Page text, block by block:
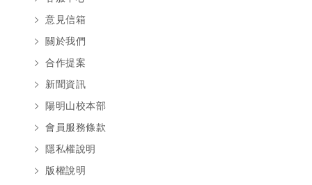
意見信箱
關於我們
合作提案
新聞資訊
陽明山校本部
會員服務條款
隱私權說明
版權說明